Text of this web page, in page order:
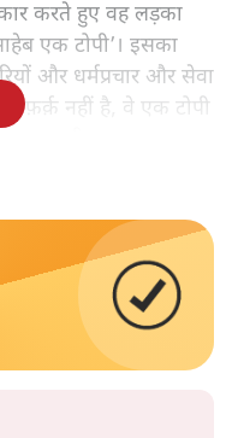
करते हुए वह लड़का
एक टोपी’। इसका
और धर्मप्रचार और सेवा
फ़र्क़ नहीं है, वे एक टोपी
थी।